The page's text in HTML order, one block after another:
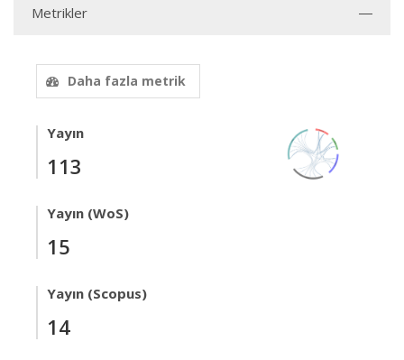
Metrikler
Daha fazla metrik
Yayın
113
Yayın (WoS)
15
Yayın (Scopus)
14